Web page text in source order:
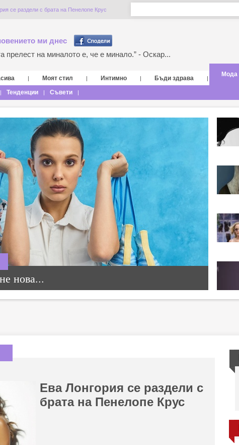
се раздели с брата на Пенелопе Крус
ми днес
прелест на миналото е, че е минало.” - Оскар...
| Моят стил | Интимно | Бъди здрава |
Мода
| Тенденции | Съвети |
нова...
Ева Лонгория се раздели с
брата на Пенелопе Крус